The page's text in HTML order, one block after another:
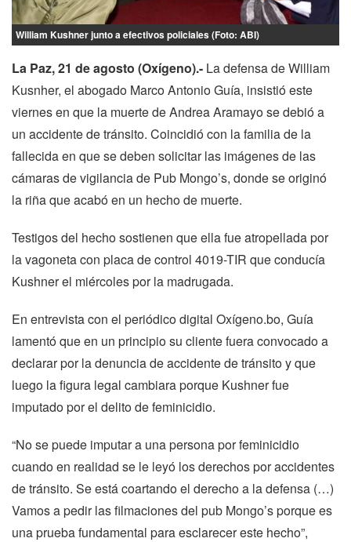
William Kushner junto a efectivos policiales (Foto: ABI)
La Paz, 21 de agosto (Oxígeno).- La defensa de William
Kusnher, el abogado Marco Antonio Guía, insistió este
viernes en que la muerte de Andrea Aramayo se debió a
un accidente de tránsito. Coincidió con la familia de la
fallecida en que se deben solicitar las imágenes de las
cámaras de vigilancia de Pub Mongo’s, donde se originó
la riña que acabó en un hecho de muerte.
Testigos del hecho sostienen que ella fue atropellada por
la vagoneta con placa de control 4019-TIR que conducía
Kushner el miércoles por la madrugada.
En entrevista con el periódico digital Oxígeno.bo, Guía
lamentó que en un principio su cliente fuera convocado a
declarar por la denuncia de accidente de tránsito y que
luego la figura legal cambiara porque Kushner fue
imputado por el delito de feminicidio.
“No se puede imputar a una persona por feminicidio
cuando en realidad se le leyó los derechos por accidentes
de tránsito. Se está coartando el derecho a la defensa (…)
Vamos a pedir las filmaciones del pub Mongo’s porque es
una prueba fundamental para esclarecer este hecho”,